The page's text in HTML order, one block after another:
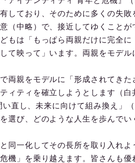
しており、そのために多くの失
（中略）で、接近してゆくことが
は「もっぱら両親だけに完全
て映って」います。両親をモデ
親をモデルに「形成されてき
ィティを確立しようとします（
直し、未来に向けて組み換え」
選び、どのような人生を歩んで
一化してその長所を取り入れ
機」を乗り越えます。皆さんも